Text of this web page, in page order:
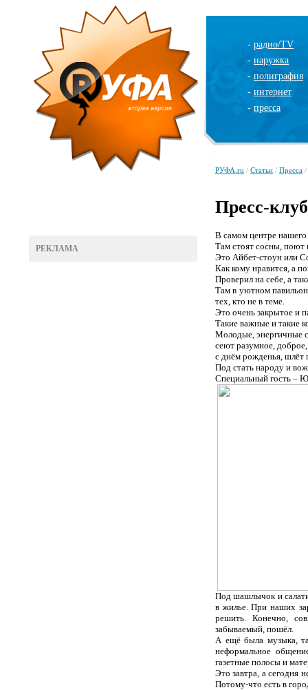
- радио/TV
- наружка
- полиграфия
- интернет
- пресса
РЕКЛАМА
РУФА.ru / Статьи / Пресса /
Пресс-
В самом центре нашего
Там стоят сосны, поют
Это Айбет-стоун или
Как кому нравится, а
Проверил на себе, а
Там в уютном
тех, кто не в теме.
Это очень закрытое и
Такие важные и такие
Молодые, энергичные
сеют разумное, доброе,
с днём рожденья, шлёт
Под стать народу и
Специальный гость –
Под шашлычок и
в жилье. При наших
решить. Конечно,
забываемый, пошёл.
А ещё была музыка,
неформальное
газетные полосы и
Это завтра, а сегодня
Потому-что есть в